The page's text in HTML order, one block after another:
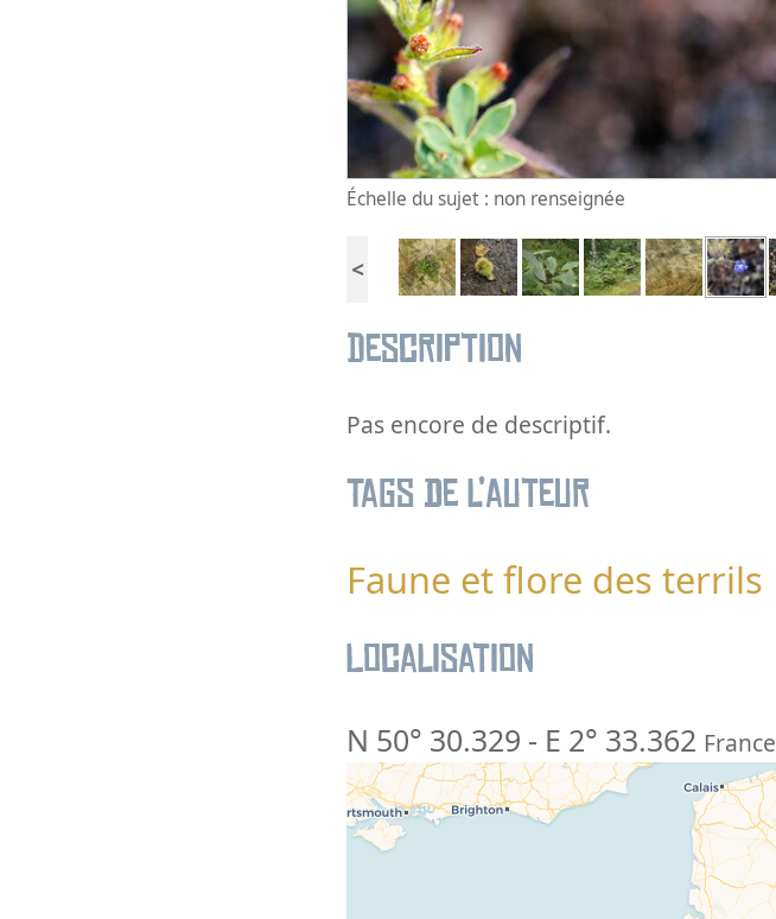
Échelle du sujet : non renseignée
<
Description
Pas encore de descriptif.
Tags de l’auteur
Faune et flore des terrils
Localisation
N 50° 30.329 - E 2° 33.362 France